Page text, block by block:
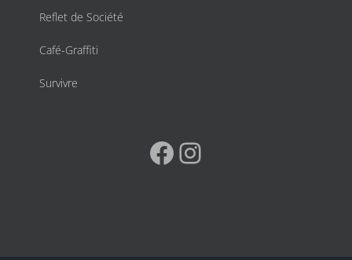
Reflet de Société
Café-Graffiti
Survivre
Facebook